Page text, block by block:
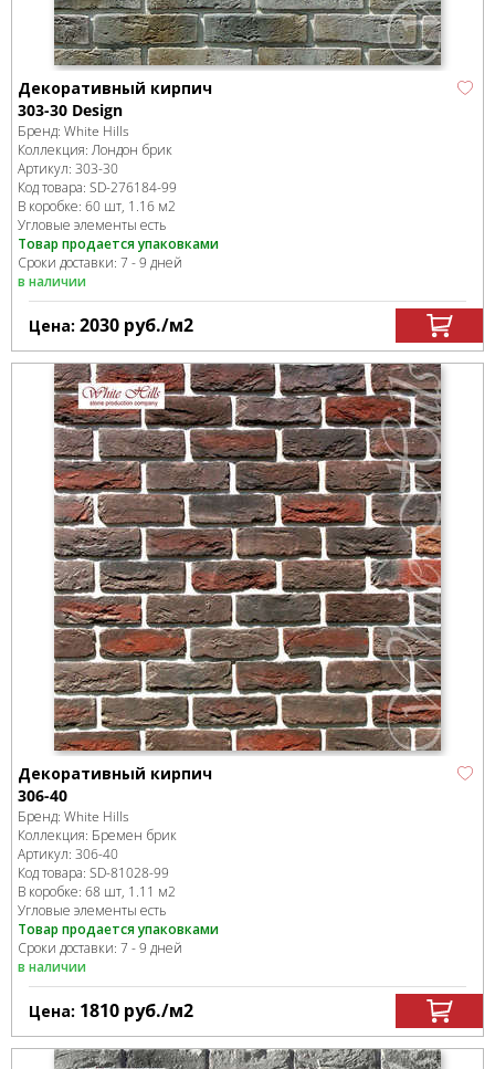
Декоративный кирпич
303-30 Design
Бренд: White Hills
Коллекция:Лондон брик
Артикул: 303-30
Код товара: SD-276184-99
В коробке: 60 шт, 1.16 м2
Угловые элементы есть
Товар продается упаковками
Сроки доставки: 7 - 9 дней
в наличии
Цена: 2030 руб./м2
Декоративный кирпич
306-40
Бренд: White Hills
Коллекция: Бремен брик
Артикул: 306-40
Код товара: SD-81028-99
В коробке: 68 шт, 1.11 м2
Угловые элементы есть
Товар продается упаковками
Сроки доставки: 7 - 9 дней
в наличии
Цена: 1810 руб./м2